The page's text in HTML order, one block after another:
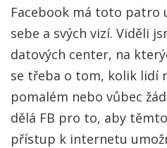
Facebook má toto patro
sebe a svých vizí. Viděli
datových center, na
se třeba o tom, kolik lidí
pomalém nebo vůbec
dělá FB pro to, aby
přístup k internetu